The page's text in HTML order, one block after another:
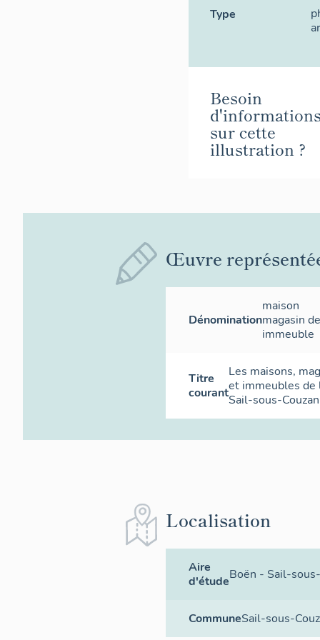
Type
Besoin
sur cette
illustration ?
Œuvre
Dénomination
maison
magasin
immeuble
Titre
courant
Les maisons,
et immeubles de
Sail-sous-Couzan
Localisation
Aire
d'étudeBoën - Sail-
CommuneSail-sous-